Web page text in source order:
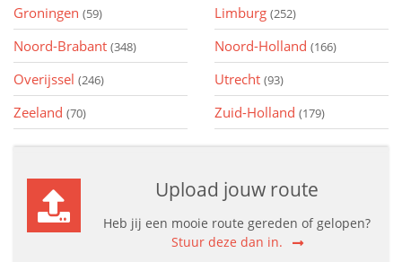
Groningen (59) Limburg (252)
Noord-Brabant (348) Noord-Holland (166)
Overijssel (246) Utrecht (93)
Zeeland (70) Zuid-Holland (179)
Upload jouw route
Heb jij een mooie route gereden of gelopen?
Stuur deze dan in.